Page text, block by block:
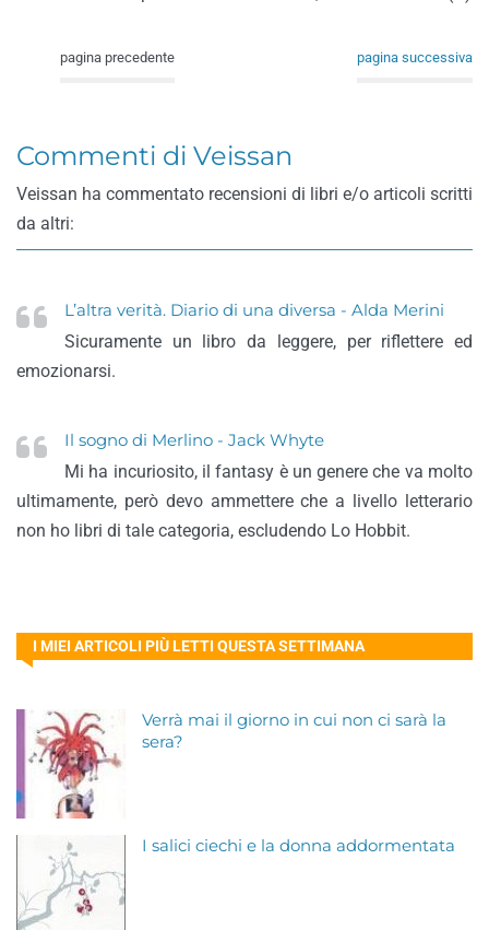
pagina precedente pagina successiva
Commenti di Veissan
Veissan ha commentato recensioni di libri e/o articoli scritti
da altri:
L’altra verità. Diario di una diversa - Alda Merini
Sicuramente un libro da leggere, per riflettere ed
emozionarsi.
Il sogno di Merlino - Jack Whyte
Mi ha incuriosito, il fantasy è un genere che va molto
ultimamente, però devo ammettere che a livello letterario
non ho libri di tale categoria, escludendo Lo Hobbit.
I MIEI ARTICOLI PIÙ LETTI QUESTA SETTIMANA
Verrà mai il giorno in cui non ci sarà la
sera?
I salici ciechi e la donna addormentata